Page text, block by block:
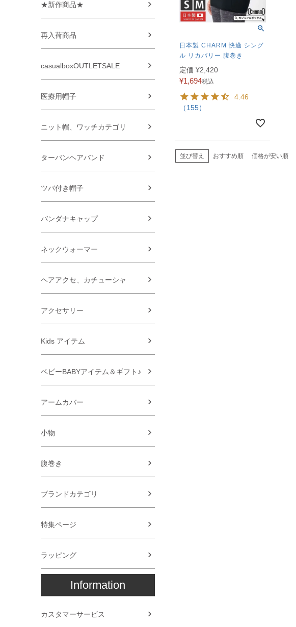
★新作商品★
再入荷商品
casualboxOUTLETSALE
医療用帽子
ニット帽、ワッチカテゴリ
ターバンヘアバンド
ツバ付き帽子
バンダナキャップ
ネックウォーマー
ヘアアクセ、カチューシャ
アクセサリー
Kids アイテム
ベビーBABYアイテム＆ギフト♪
アームカバー
小物
腹巻き
ブランドカテゴリ
特集ページ
ラッピング
Information
カスタマーサービス
日本製 CHARM 快適 シング
ル リカバリー 腹巻き
定価 ¥2,420
¥1,694税込
4.46
（155）
並び替え おすすめ順 価格が安い順